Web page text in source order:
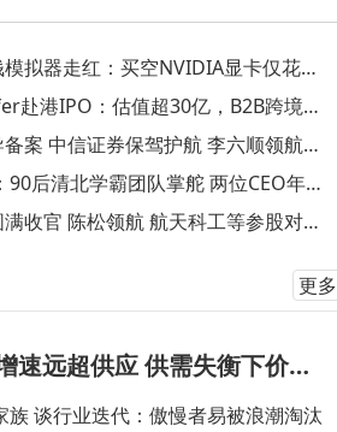
拟器走红：买空NVIDIA显卡仅花零
赴港IPO：估值超30亿，B2B跨境支
案 中信证券保驾护航 李六顺领航再
后清北学霸团队掌舵 两位CEO年薪
收官 陈松领航 航天科工等参股对赌
更多
速远超供应 供需失衡下价格
族 谈行业迭代：傲慢者易被浪潮淘汰